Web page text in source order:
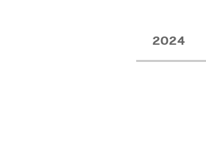
2024